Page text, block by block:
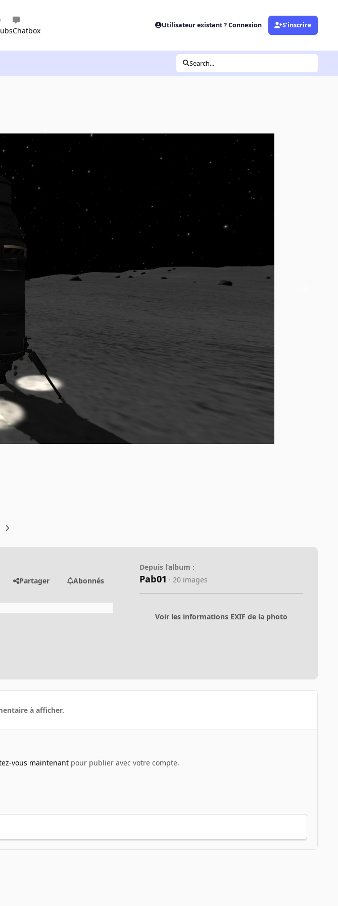
Chatbox
Utilisateur existant ? Connexion S’inscrire
Search...
carousel slide
Next carousel slide
Partager Abonnés
Depuis l’album :
Pab01 · 20 images
Voir les informations EXIF de la photo
à afficher.
vous maintenantpour publier avec votre compte.